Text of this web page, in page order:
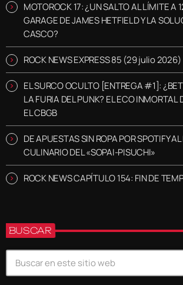
MOTOROCK 17: ¿UN SALTO AL LÍMITE A
GARAGE DE JAMES HETFIELD Y LA
CASCO?
ROCK NEWS EXPRESS 85 (29 julio 2026)
EL SURCO OCULTO [ENTREGA #1]:
LA FURIA DEL PUNK? EL ECO INMORTAL
EL CBGB
DE APUESTAS SIN ROPA POR SPOTIFY
CULINARIO DEL «SOPAI-PISUCHI»
ROCK NEWS CAPÍTULO 154: FIN DE
BUSCAR